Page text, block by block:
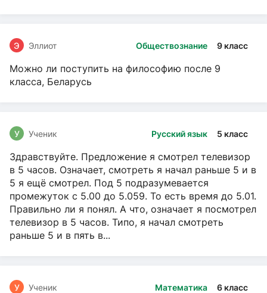
Обществознание 9 класс
Э Эллиот
Можно ли поступить на философию после 9
класса, Беларусь
Русский язык 5 класс
У Ученик
Здравствуйте. Предложение я смотрел телевизор
в 5 часов. Означает, смотреть я начал раньше 5 и в
5 я ещё смотрел. Под 5 подразумевается
промежуток с 5.00 до 5.059. То есть время до 5.01.
Правильно ли я понял. А что, означает я посмотрел
телевизор в 5 часов. Типо, я начал смотреть
раньше 5 и в пять в...
Математика 6 класс
У Ученик